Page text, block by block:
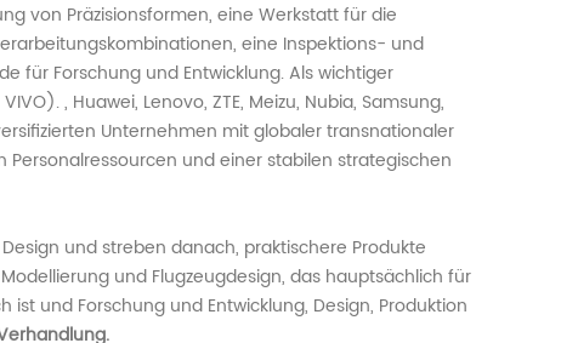
von Präzisionsformen, eine Werkstatt für die
eine Inspektions- und
für Forschung und Entwicklung. Als wichtiger
, Huawei, Lenovo, ZTE, Meizu, Nubia, Samsung,
Unternehmen mit globaler transnationaler
und einer stabilen strategischen
und streben danach, praktischere Produkte
und Flugzeugdesign, das hauptsächlich für
und Forschung und Entwicklung, Design, Produktion